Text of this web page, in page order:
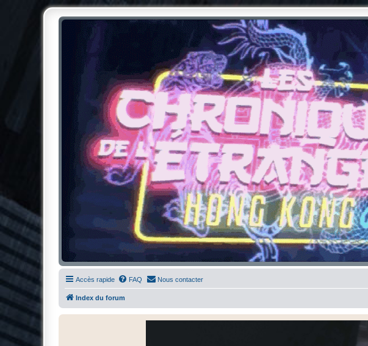
Chroniques de l'Étrange NO
Pour les amateurs des Chroniques de l'Étrange
Accès rapide FAQ Nous contacter
Index du forum